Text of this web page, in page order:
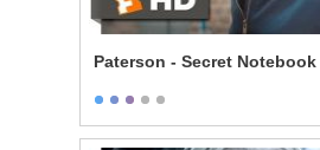
Paterson - Secret Notebook